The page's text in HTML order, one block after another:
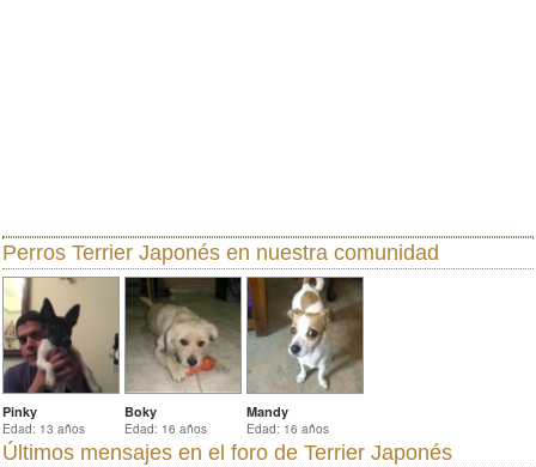
Perros Terrier Japonés en nuestra comunidad
Pinky
Edad: 13 años
Boky
Edad: 16 años
Mandy
Edad: 16 años
Últimos mensajes en el foro de Terrier Japonés